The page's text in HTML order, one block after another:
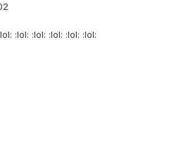
:lol: :lol: :lol: :lol: :lol: